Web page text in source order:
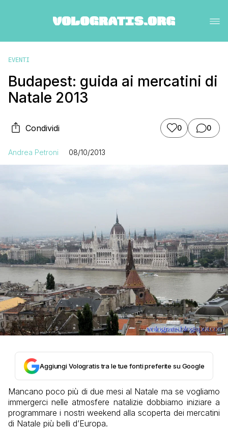
EVENTI
Budapest: guida ai mercatini di
Natale 2013
Condividi 0 0
Andrea Petroni 08/10/2013
Aggiungi Vologratis tra le tue fonti preferite su Google
Mancano poco più di due mesi al Natale ma se vogliamo
immergerci nelle atmosfere natalizie dobbiamo iniziare a
programmare i nostri weekend alla scoperta dei mercatini
di Natale più belli d’Europa.